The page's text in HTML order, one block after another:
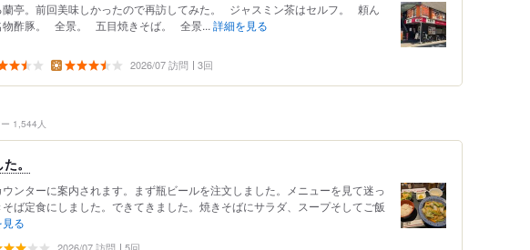
蘭亭。前回美味しかったので再訪してみた。 ジャスミン茶はセルフ。 頼ん
物酢豚。 全景。 五目焼きそば。 全景... 詳細を見る
2026/07 訪問 3回
1,544人
。
ンターに案内されます。まず瓶ビールを注文しました。メニューを見て迷っ
ば定食にしました。できてきました。焼きそばにサラダ、スープそしてご飯
る